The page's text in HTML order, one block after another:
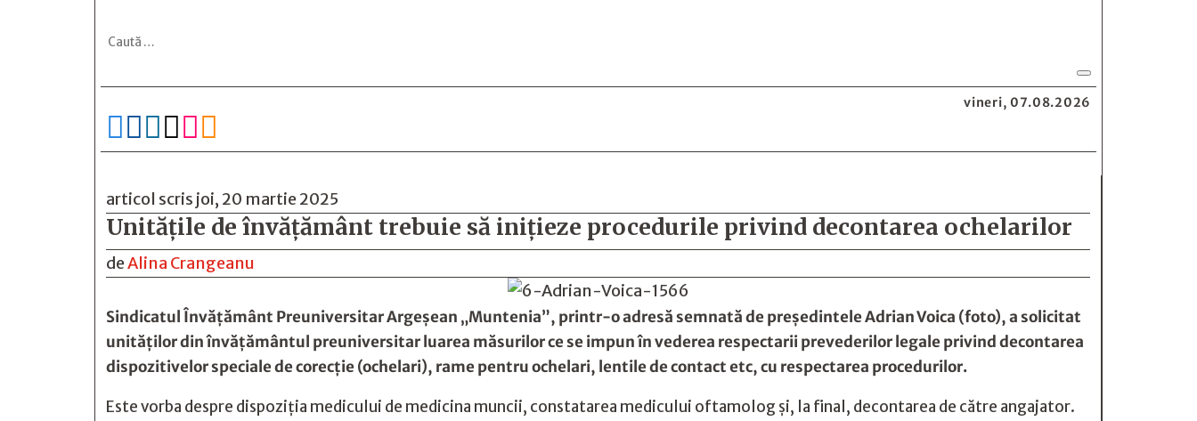
vineri, 07.08.2026

articol scris joi, 20 martie 2025
Unităţile de învăţământ trebuie să iniţieze procedurile privind decontarea ochelarilor
deAlina Crangeanu
Sindicatul Învățământ Preuniversitar Argeșean „Muntenia”, printr-o adresă semnată de președintele Adrian Voica (foto), a solicitat
unităților din învățământul preuniversitar luarea măsurilor ce se impun în vederea respectarii prevederilor legale privind decontarea
dispozitivelor speciale de corecţie (ochelari), rame pentru ochelari, lentile de contact etc, cu respectarea procedurilor.
Este vorba despre dispoziția medicului de medicina muncii, constatarea medicului oftamolog și, la final, decontarea de către angajator.